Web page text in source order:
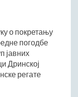
о покретању
погодбе
јавних
Дринској
регате